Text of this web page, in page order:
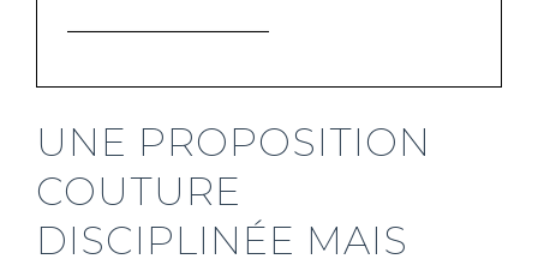
UNE PROPOSITION
COUTURE
DISCIPLINÉE MAIS